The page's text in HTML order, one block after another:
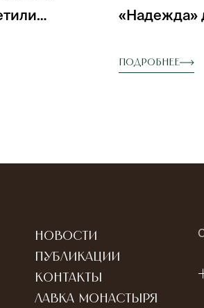
«Надежда»
Подробнее
Новости
Публикации
Контакты
Лавка монастыря